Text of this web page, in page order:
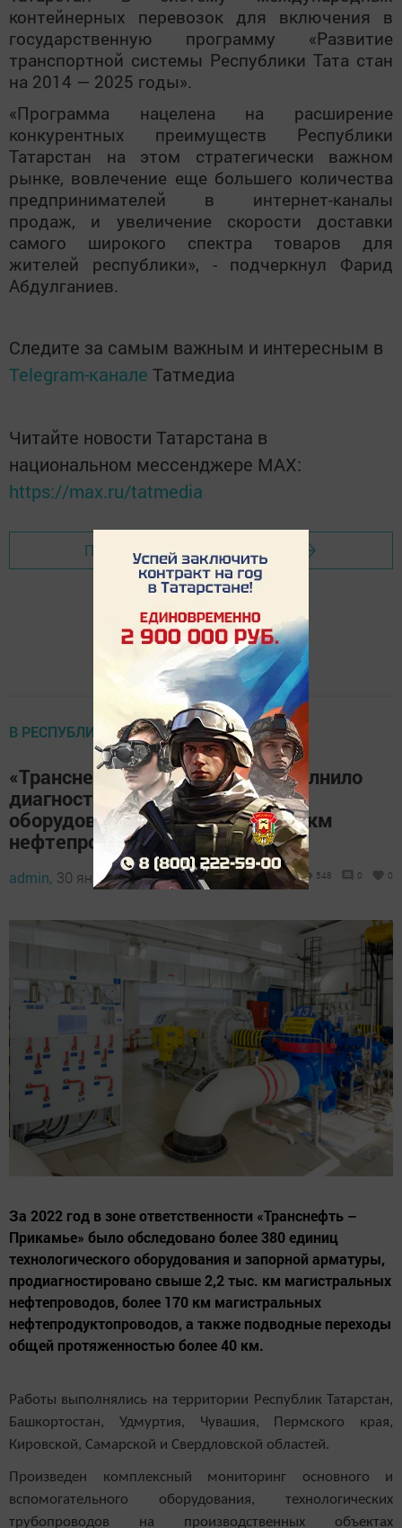
контейнерных перевозок для включения в
государственную программу «Развитие
транспортной системы Республики Тата стан
на 2014 — 2025 годы».
«Программа нацелена на расширение
конкурентных преимуществ Республики
Татарстан на этом стратегически важном
рынке, вовлечение еще большего количества
предпринимателей в интернет-каналы
продаж, и увеличение скорости доставки
самого широкого спектра товаров для
жителей республики», - подчеркнул Фарид
Абдулганиев.
Следите за самым важным и интересным в
Telegram-канале Татмедиа
Читайте новости Татарстана в
национальном мессенджере MАХ:
https://max.ru/tatmedia
Перейти на страницу новости
В РЕСПУБЛИКЕ
«Транснефть – Прикамье» выполнило
диагностику более 380 единиц
оборудования и свыше 2,2 тыс. км
нефтепроводов в 2022 году
admin, 30 января 2023 - 13:43 548 0 0
За 2022 год в зоне ответственности «Транснефть –
Прикамье» было обследовано более 380 единиц
технологического оборудования и запорной арматуры,
продиагностировано свыше 2,2 тыс. км магистральных
нефтепроводов, более 170 км магистральных
нефтепродуктопроводов, а также подводные переходы
общей протяженностью более 40 км.
Работы выполнялись на территории Республик Татарстан,
Башкортостан, Удмуртия, Чувашия, Пермского края,
Кировской, Самарской и Свердловской областей.
Произведен комплексный мониторинг основного и
вспомогательного оборудования, технологических
трубопроводов на производственных объектах